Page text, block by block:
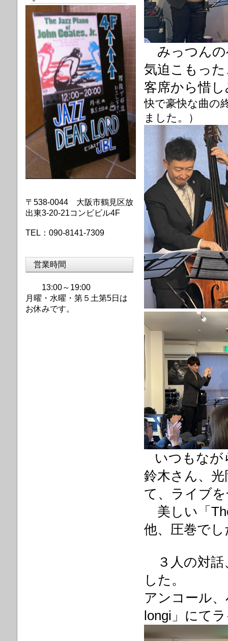
みっつんの
気迫こもっ
客席から惜
快で豪快な曲の
ました。）
いつもなが
鈴木さん、
て、ライブ
美しい「
他、圧巻でし
３人の対話
した。
アンコール
longi」にて
〒538-0044 大阪市鶴見区放
出東3-20-21コンビビル4F
TEL：090-8141-7309
営業時間
13:00～19:00
月曜・水曜・第 ５土第5日は
お休みです。